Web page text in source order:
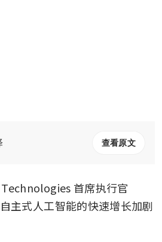
查看原文
Technologies 首席执行官
主式人工智能的快速增长加剧